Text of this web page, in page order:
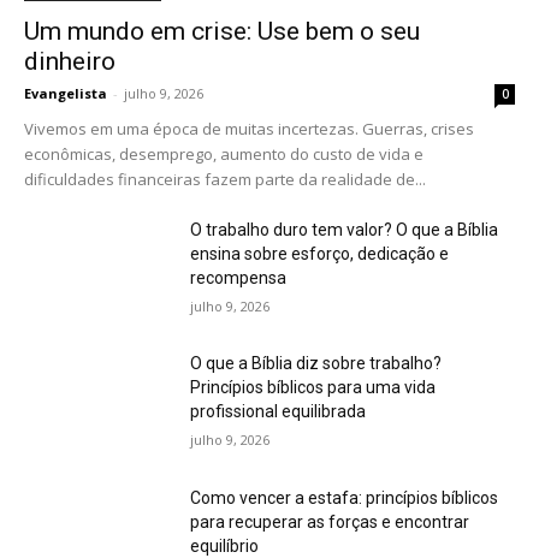
Um mundo em crise: Use bem o seu
dinheiro
Evangelista - julho 9, 2026 0
Vivemos em uma época de muitas incertezas. Guerras, crises
econômicas, desemprego, aumento do custo de vida e
dificuldades financeiras fazem parte da realidade de...
O trabalho duro tem valor? O que a Bíblia
ensina sobre esforço, dedicação e
recompensa
julho 9, 2026
O que a Bíblia diz sobre trabalho?
Princípios bíblicos para uma vida
profissional equilibrada
julho 9, 2026
Como vencer a estafa: princípios bíblicos
para recuperar as forças e encontrar
equilíbrio